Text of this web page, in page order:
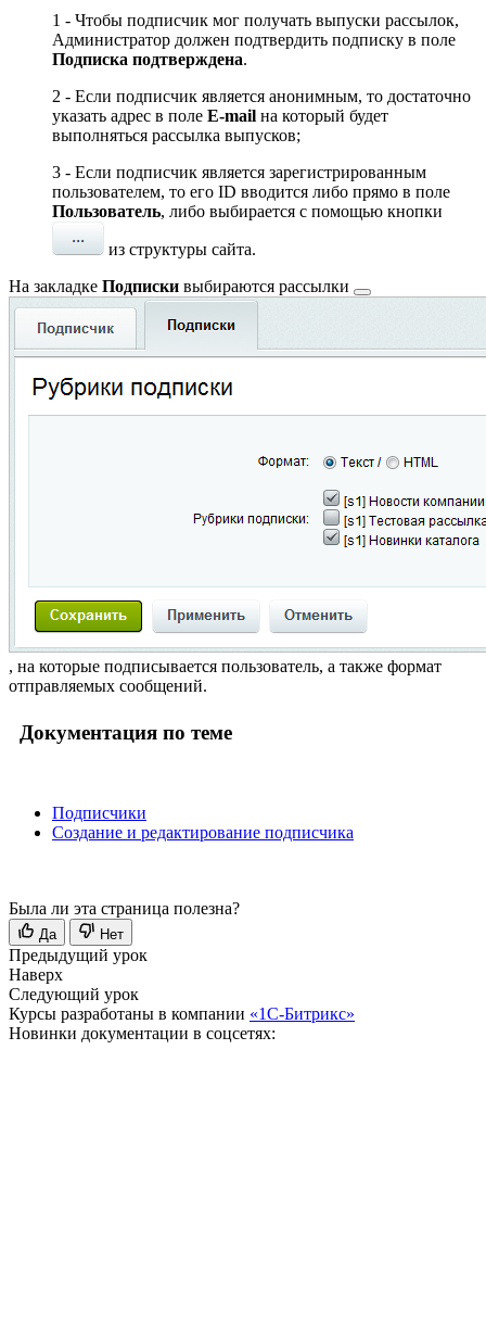
1 - Чтобы подписчик мог получать выпуски рассылок,
Администратор должен подтвердить подписку в поле
Подписка подтверждена.
2 - Если подписчик является анонимным, то достаточно
указать адрес в поле E-mail на который будет
выполняться рассылка выпусков;
3 - Если подписчик является зарегистрированным
пользователем, то его ID вводится либо прямо в поле
Пользователь, либо выбирается с помощью кнопки
из структуры сайта.
На закладке Подписки выбираются рассылки
, на которые подписывается пользователь, а также формат
отправляемых сообщений.
Документация по теме
Подписчики
Создание и редактирование подписчика
Была ли эта страница полезна?
Да Нет
Предыдущий урок
Наверх
Следующий урок
Курсы разработаны в компании «1С-Битрикс»
Новинки документации в соцсетях: